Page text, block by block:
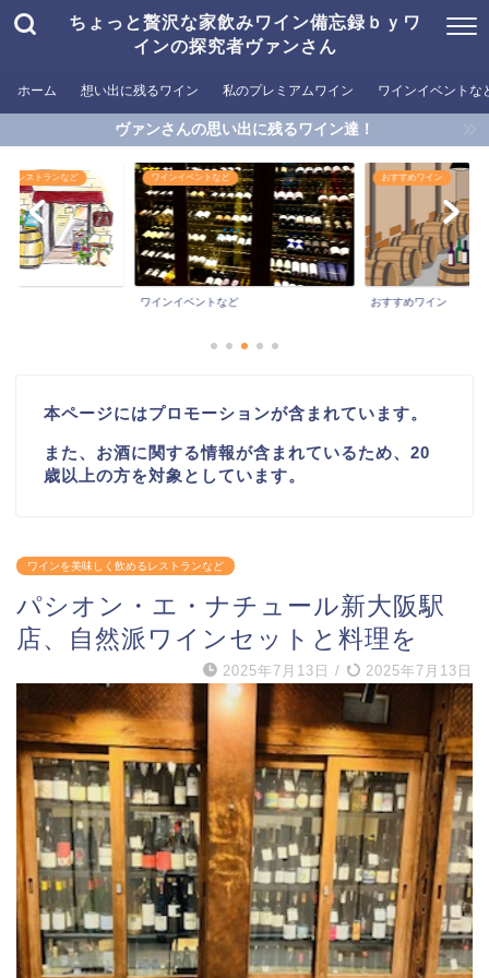
ちょっと贅沢な家飲みワイン備忘録ｂｙワ
インの探究者ヴァンさん
ホーム 想い出に残るワイン 私のプレミアムワイン ワインイベントな
ヴァンさんの思い出に残るワイン達！
るレストランなど ワインイベントなど
ワインイベントなど
おすすめワイン
おすすめワイン
本ページにはプロモーションが含まれています。
また、お酒に関する情報が含まれているため、20
歳以上の方を対象としています。
ワインを美味しく飲めるレストランなど
パシオン・エ・ナチュール新大阪駅
店、自然派ワインセットと料理を
2025年7月13日 / 2025年7月13日